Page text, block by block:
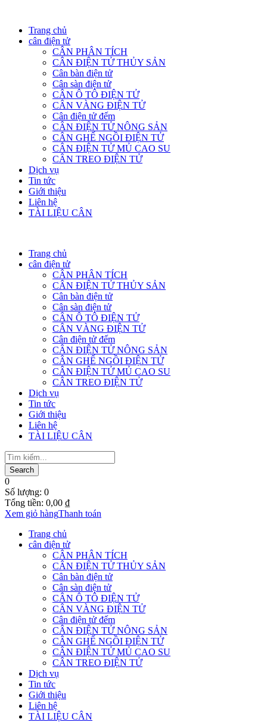
Trang chủ
cân điện tử
CÂN PHÂN TÍCH
CÂN ĐIỆN TỬ THỦY SẢN
Cân bàn điện tử
Cân sàn điện tử
CÂN Ô TÔ ĐIỆN TỬ
CÂN VÀNG ĐIỆN TỬ
Cân điện tử đếm
CÂN ĐIỆN TỬ NÔNG SẢN
CÂN GHẾ NGỒI ĐIỆN TỬ
CÂN ĐIỆN TỬ MỦ CAO SU
CÂN TREO ĐIỆN TỬ
Dịch vụ
Tin tức
Giới thiệu
Liên hệ
TÀI LIỆU CÂN
Trang chủ
cân điện tử
CÂN PHÂN TÍCH
CÂN ĐIỆN TỬ THỦY SẢN
Cân bàn điện tử
Cân sàn điện tử
CÂN Ô TÔ ĐIỆN TỬ
CÂN VÀNG ĐIỆN TỬ
Cân điện tử đếm
CÂN ĐIỆN TỬ NÔNG SẢN
CÂN GHẾ NGỒI ĐIỆN TỬ
CÂN ĐIỆN TỬ MỦ CAO SU
CÂN TREO ĐIỆN TỬ
Dịch vụ
Tin tức
Giới thiệu
Liên hệ
TÀI LIỆU CÂN
0
Số lượng: 0
Tổng tiền: 0,00 ₫
Xem giỏ hàngThanh toán
Trang chủ
cân điện tử
CÂN PHÂN TÍCH
CÂN ĐIỆN TỬ THỦY SẢN
Cân bàn điện tử
Cân sàn điện tử
CÂN Ô TÔ ĐIỆN TỬ
CÂN VÀNG ĐIỆN TỬ
Cân điện tử đếm
CÂN ĐIỆN TỬ NÔNG SẢN
CÂN GHẾ NGỒI ĐIỆN TỬ
CÂN ĐIỆN TỬ MỦ CAO SU
CÂN TREO ĐIỆN TỬ
Dịch vụ
Tin tức
Giới thiệu
Liên hệ
TÀI LIỆU CÂN